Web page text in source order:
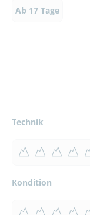
Ab 17 Tage
Technik
Kondition